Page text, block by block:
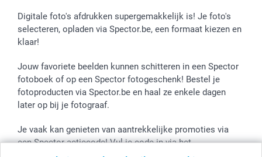
Stickers en Etiketten
Digitale foto's afdrukken supergemakkelijk is! Je foto's
selecteren, opladen via Spector.be, een formaat kiezen en
klaar!
Jouw favoriete beelden kunnen schitteren in een Spector
fotoboek of op een Spector fotogeschenk! Bestel je
fotoproducten via Spector.be en haal ze enkele dagen
later op bij je fotograaf.
Je vaak kan genieten van aantrekkelijke promoties via
een Spector actiecode! Vul je code in via het